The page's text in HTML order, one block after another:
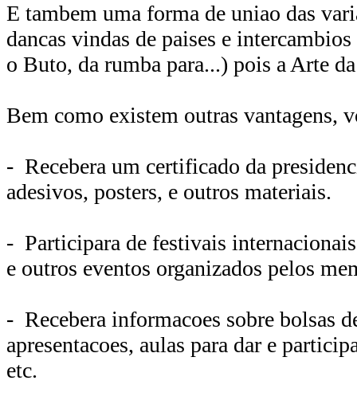
E tambem uma forma de uniao das
dancas vindas de paises e
o Buto, da rumba para...) pois a Arte
Bem como existem outras vantagens,
- Recebera um certificado da
adesivos, posters, e outros materiais.
- Participara de festivais
e outros eventos organizados pelos
- Recebera informacoes sobre bolsas
apresentacoes, aulas para dar e
etc.